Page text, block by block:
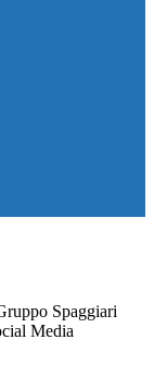
Spaggiari
Media